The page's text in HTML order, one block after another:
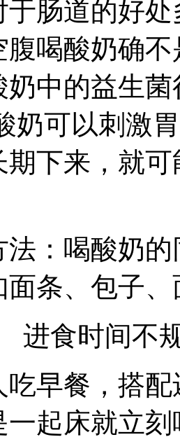
道的好处
腹喝酸奶确
奶中的益生
奶可以刺激
期下来，就
喝酸奶的
面条、包子
食时间不
餐，搭配
一起床就立